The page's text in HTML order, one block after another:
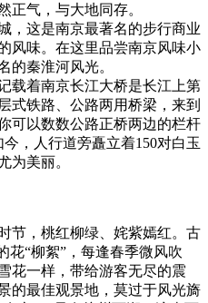
正气，与大地同存。
这是南京最著名的步行商业
风味。在这里品尝南京风味小
的秦淮河风光。
着南京长江大桥是长江上第
式铁路、公路两用桥梁，来到
可以数数公路正桥两边的栏杆
今，人行道旁矗立着150对白玉
为美丽。
，桃红柳绿、姹紫嫣红。古
花“柳絮”，每逢春季微风吹
花一样，带给游客无尽的震
的最佳观景地，莫过于风光旖